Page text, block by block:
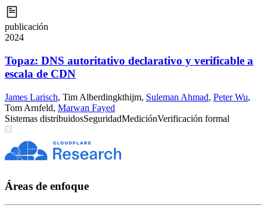
publicación
2024
Topaz: DNS autoritativo declarativo y verificable a
escala de CDN
James Larisch, Tim Alberdingkthijm, Suleman Ahmad, Peter Wu,
Tom Arnfeld, Marwan Fayed
Sistemas distribuidosSeguridadMediciónVerificación formal
Áreas de enfoque